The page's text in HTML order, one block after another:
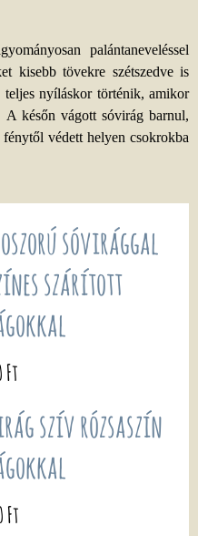
palántaneveléssel
kisebb tövekre szétszedve is
nyíláskor történik, amikor
A későn vágott sóvirág barnul,
védett helyen csokrokba
sóvirággal
szárított
Ft
szív rózsaszín
Ft